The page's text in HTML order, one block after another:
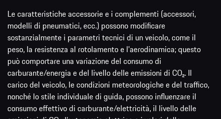
Le caratteristiche accessorie e i complementi (accessori,
modelli di pneumatici, ecc.) possono modificare
sostanzialmente i parametri tecnici di un veicolo, come il
peso, la resistenza al rotolamento e l'aerodinamica; questo
può comportare una variazione del consumo di
carburante/energia e del livello delle emissioni di CO₂. Il
carico del veicolo, le condizioni meteorologiche e del traffico,
nonché lo stile individuale di guida, possono influenzare il
consumo effettivo di carburante/elettricità, il livello delle